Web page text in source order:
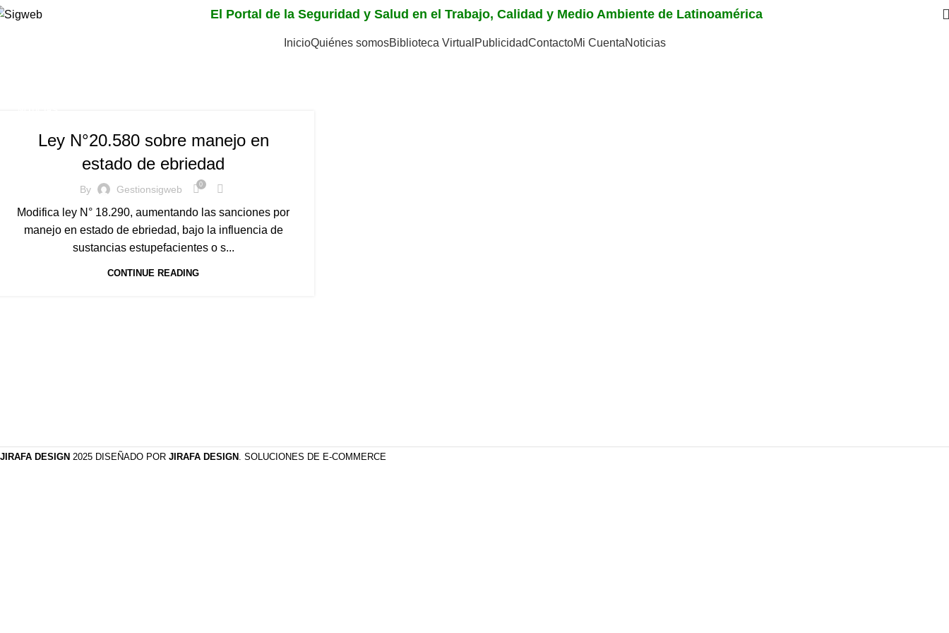
El Portal de la Seguridad y Salud en el Trabajo, Calidad y Medio Ambiente de Latinoamérica
InicioQuiénes somosBiblioteca Virtual PublicidadContactoMi CuentaNoticias
Ley N°20.580 sobre manejo en
estado de ebriedad
By Gestionsigweb 0
Modifica ley N° 18.290, aumentando las sanciones por
manejo en estado de ebriedad, bajo la influencia de
sustancias estupefacientes o s...
CONTINUE READING
JIRAFA DESIGN 2025 DISEÑADO POR JIRAFA DESIGN . SOLUCIONES DE E-COMMERCE